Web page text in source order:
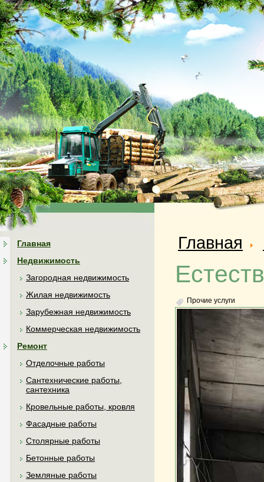
Главная
Недвижимость
Загородная недвижимость
Жилая недвижимость
Зарубежная недвижимость
Коммерческая недвижимость
Ремонт
Отделочные работы
Сантехнические работы,
сантехника
Кровельные работы, кровля
Фасадные работы
Столярные работы
Бетонные работы
Земляные работы
Главная
Прочие услуги